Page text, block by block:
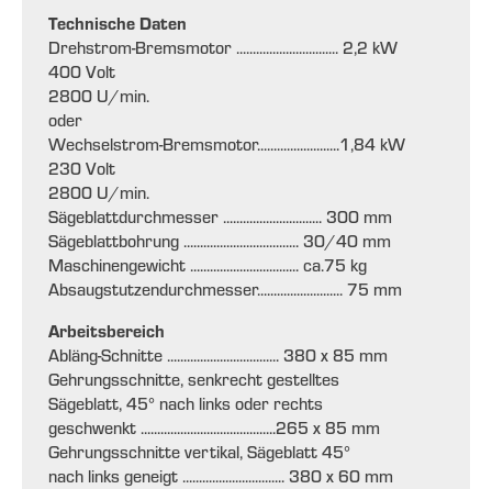
Technische Daten
Drehstrom-Bremsmotor ............................... 2,2 kW
400 Volt
2800 U/min.
oder
Wechselstrom-Bremsmotor.........................1,84 kW
230 Volt
2800 U/min.
Sägeblattdurchmesser .............................. 300 mm
Sägeblattbohrung ................................... 30/40 mm
Maschinengewicht ................................. ca.75 kg
Absaugstutzendurchmesser.......................... 75 mm
Arbeitsbereich
Abläng-Schnitte .................................. 380 x 85 mm
Gehrungsschnitte, senkrecht gestelltes
Sägeblatt, 45° nach links oder rechts
geschwenkt .........................................265 x 85 mm
Gehrungsschnitte vertikal, Sägeblatt 45°
nach links geneigt ............................... 380 x 60 mm